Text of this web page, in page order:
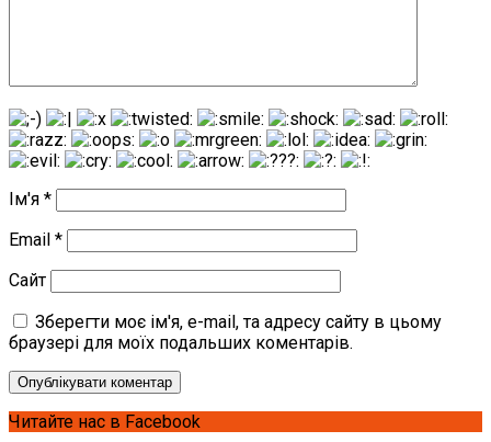
Ім'я *
Email *
Сайт
Зберегти моє ім'я, e-mail, та адресу сайту в цьому
браузері для моїх подальших коментарів.
Читайте нас в Facebook